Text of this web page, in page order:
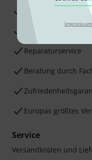
Impressum
3 Jahre Thomann
30 Tage Money-
Reparaturservice
Beratung durch
Europas größtes
Service
Versandkosten und